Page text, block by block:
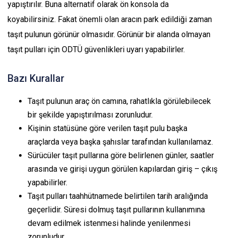
yapıştırılır. Buna alternatif olarak ön konsola da
koyabilirsiniz. Fakat önemli olan aracın park edildiği zaman
taşıt pulunun görünür olmasıdır. Görünür bir alanda olmayan
taşıt pulları için ODTÜ güvenlikleri uyarı yapabilirler.
Bazı Kurallar
Taşıt pulunun araç ön camına, rahatlıkla görülebilecek
bir şekilde yapıştırılması zorunludur.
Kişinin statüsüne göre verilen taşıt pulu başka
araçlarda veya başka şahıslar tarafından kullanılamaz.
Sürücüler taşıt pullarına göre belirlenen günler, saatler
arasında ve girişi uygun görülen kapılardan giriş – çıkış
yapabilirler.
Taşıt pulları taahhütnamede belirtilen tarih aralığında
geçerlidir. Süresi dolmuş taşıt pullarının kullanımına
devam edilmek istenmesi halinde yenilenmesi